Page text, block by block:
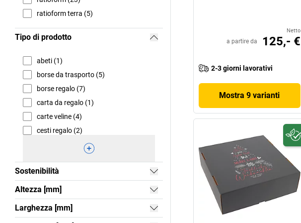
ratioform terra (5)
Tipo di prodotto
abeti (1)
borse da trasporto (5)
borse regalo (7)
carta da regalo (1)
carte veline (4)
cesti regalo (2)
Sostenibilità
Altezza [mm]
Larghezza [mm]
Netto
a partire da 125,- €
2-3 giorni lavorativi
Mostra 9 varianti